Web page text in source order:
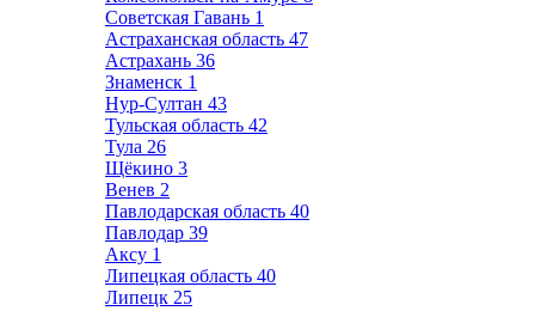
Советская Гавань 1
Астраханская область 47
Астрахань 36
Знаменск 1
Нур-Султан 43
Тульская область 42
Тула 26
Щёкино 3
Венев 2
Павлодарская область 40
Павлодар 39
Аксу 1
Липецкая область 40
Липецк 25